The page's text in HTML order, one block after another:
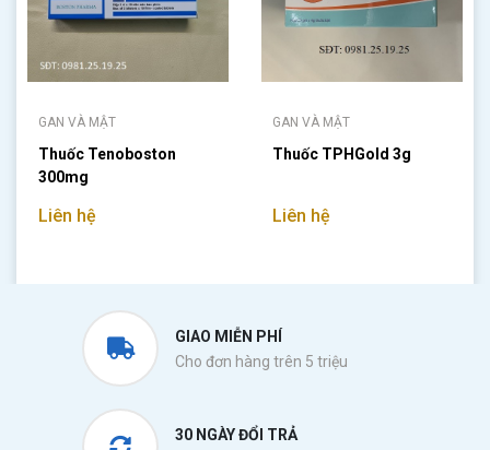
GAN VÀ MẬT
Thuốc Tenoboston
300mg
Liên hệ
GAN VÀ MẬT
Thuốc TPHGold 3g
Liên hệ
GIAO MIỄN PHÍ
Cho đơn hàng trên 5 triệu
30 NGÀY ĐỔI TRẢ